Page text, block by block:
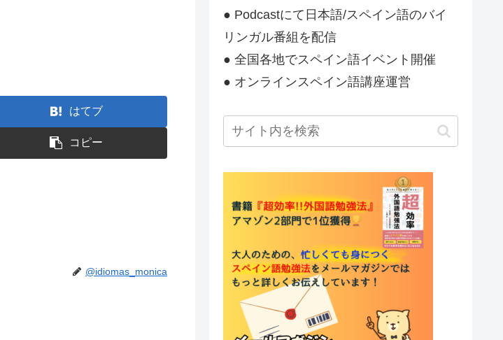
はてブ
コピー
@idiomas_monica
● Podcastにて日本語/スペイン語のバイ
リンガル番組を配信
● 全国各地でスペイン語イベント開催
● オンラインスペイン語講座運営